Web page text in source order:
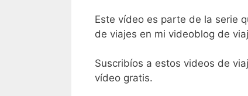
Este vídeo es parte de la serie
de viajes en mi videoblog de
Suscribíos a estos videos de
vídeo gratis.